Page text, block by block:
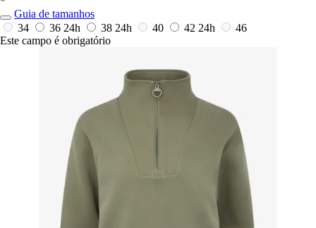
Guia de tamanhos
34
36 24h 38 24h 40 42 24h
46
Este campo é obrigatório